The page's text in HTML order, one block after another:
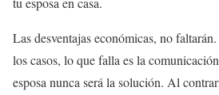
Las desventajas económicas, no
los casos, lo que falla es la
esposa nunca será la solución. Al